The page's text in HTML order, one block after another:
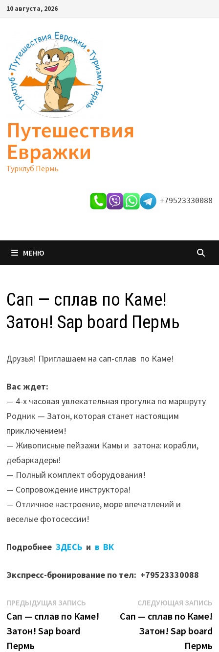
Перейти
содержимому
10 августа, 2026
Путешествия
Евражки
Турклуб Пермь
+79523330088
МЕНЮ
Сап — сплав по Каме!
Затон! Sap board Пермь
Друзья! Приглашаем на сап-сплав по Каме!
Вас ждет:
— 4-х часовая увлекательная прогулка по маршруту
Родник — Затон, которая станет настоящим
приключением!
— Живописные пейзажи Камы и затона: корабли,
дебаркадеры!
— Полный комплект оборудования!
— Сопровождение инструктора!
— Отличное настроение, море впечатлений и
веселые фотосессии!
Подробнее ЗДЕСЬи в ВК
Экспресс-бронирование по тел: +79523330088
Навигация
по
записям
ПРЕДЫДУЩАЯ ЗАПИСЬПредыдущая
запись:
Сап — сплав по Каме!
Затон! Sap board
Пермь
СЛЕДУЮЩАЯ ЗАПИСЬ
Сап — сплав по Каме!
Затон! Sap board
Пермь